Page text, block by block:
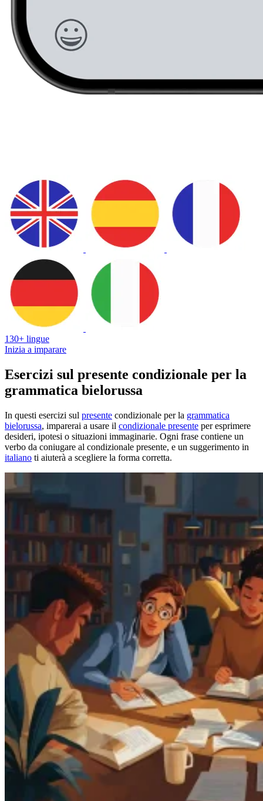
130+ lingue
Inizia a imparare
Esercizi sul presente condizionale per la
grammatica bielorussa
In questi esercizi sul presente condizionale per la grammatica
bielorussa, imparerai a usare il condizionale presente per esprimere
desideri, ipotesi o situazioni immaginarie. Ogni frase contiene un
verbo da coniugare al condizionale presente, e un suggerimento in
italiano ti aiuterà a scegliere la forma corretta.